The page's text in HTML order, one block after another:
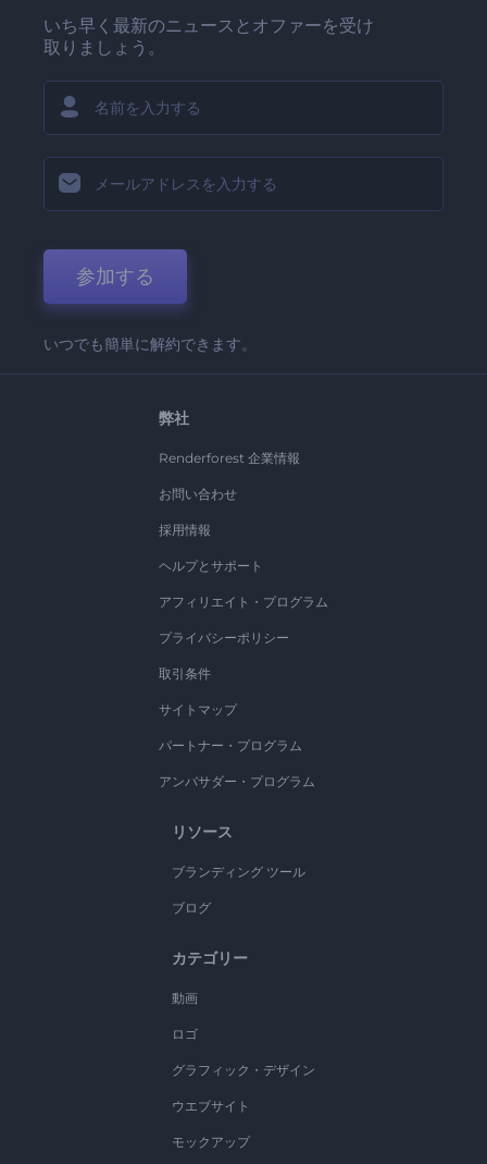
いち早く最新のニュースとオファーを受け
取りましょう。
参加する
いつでも簡単に解約できます。
弊社
Renderforest 企業情報
お問い合わせ
採用情報
ヘルプとサポート
アフィリエイト・プログラム
プライバシーポリシー
取引条件
サイトマップ
パートナー・プログラム
アンバサダー・プログラム
リソース
ブランディング ツール
ブログ
カテゴリー
動画
ロゴ
グラフィック・デザイン
ウエブサイト
モックアップ